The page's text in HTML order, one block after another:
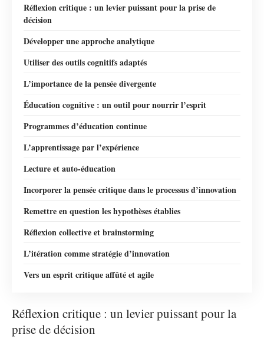
Réflexion critique : un levier puissant pour la prise de
décision
Développer une approche analytique
Utiliser des outils cognitifs adaptés
L’importance de la pensée divergente
Éducation cognitive : un outil pour nourrir l’esprit
Programmes d’éducation continue
L’apprentissage par l’expérience
Lecture et auto-éducation
Incorporer la pensée critique dans le processus d’innovation
Remettre en question les hypothèses établies
Réflexion collective et brainstorming
L’itération comme stratégie d’innovation
Vers un esprit critique affûté et agile
Réflexion critique : un levier puissant pour la
prise de décision